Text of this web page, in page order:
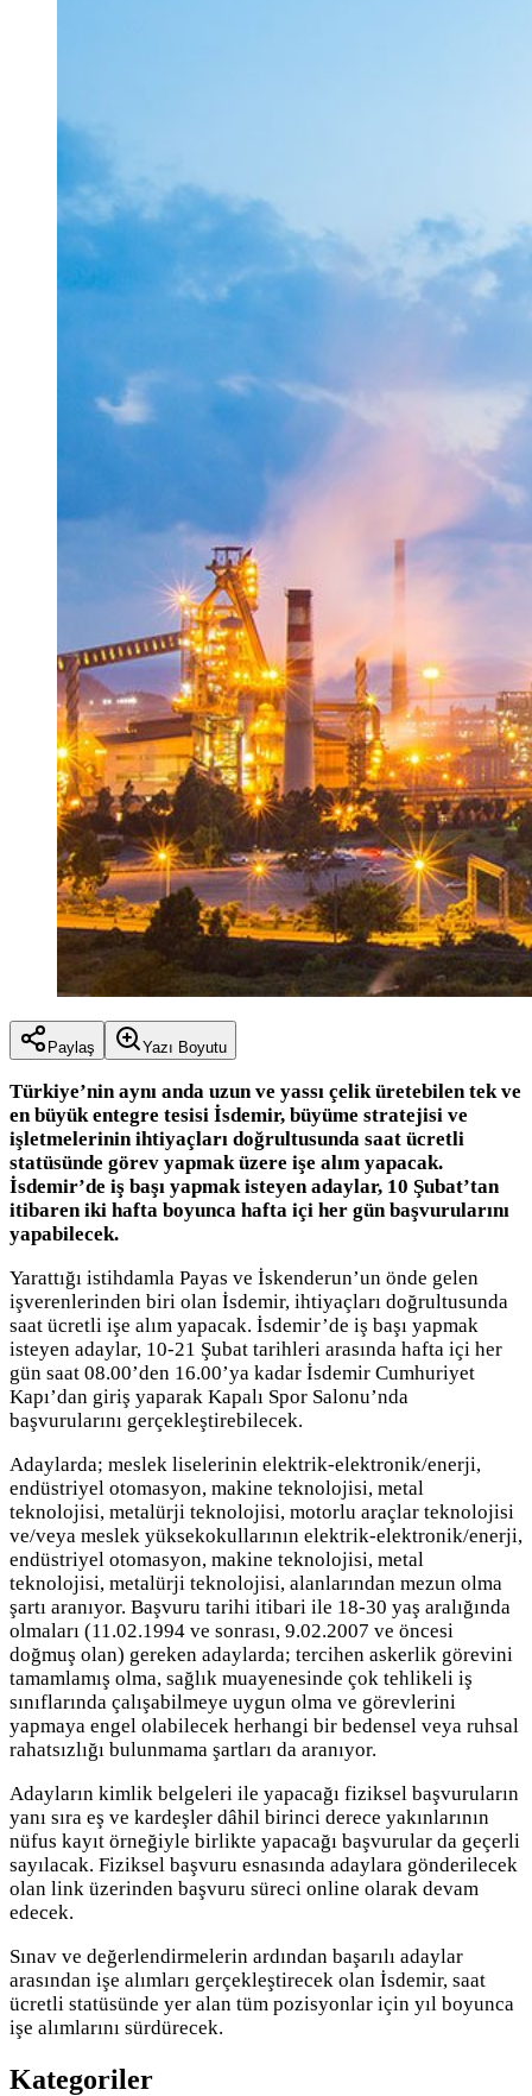
Paylaş Yazı Boyutu
Türkiye’nin aynı anda uzun ve yassı çelik üretebilen tek ve
en büyük entegre tesisi İsdemir, büyüme stratejisi ve
işletmelerinin ihtiyaçları doğrultusunda saat ücretli
statüsünde görev yapmak üzere işe alım yapacak.
İsdemir’de iş başı yapmak isteyen adaylar, 10 Şubat’tan
itibaren iki hafta boyunca hafta içi her gün başvurularını
yapabilecek.
Yarattığı istihdamla Payas ve İskenderun’un önde gelen
işverenlerinden biri olan İsdemir, ihtiyaçları doğrultusunda
saat ücretli işe alım yapacak. İsdemir’de iş başı yapmak
isteyen adaylar, 10-21 Şubat tarihleri arasında hafta içi her
gün saat 08.00’den 16.00’ya kadar İsdemir Cumhuriyet
Kapı’dan giriş yaparak Kapalı Spor Salonu’nda
başvurularını gerçekleştirebilecek.
Adaylarda; meslek liselerinin elektrik-elektronik/enerji,
endüstriyel otomasyon, makine teknolojisi, metal
teknolojisi, metalürji teknolojisi, motorlu araçlar teknolojisi
ve/veya meslek yüksekokullarının elektrik-elektronik/enerji,
endüstriyel otomasyon, makine teknolojisi, metal
teknolojisi, metalürji teknolojisi, alanlarından mezun olma
şartı aranıyor. Başvuru tarihi itibari ile 18-30 yaş aralığında
olmaları (11.02.1994 ve sonrası, 9.02.2007 ve öncesi
doğmuş olan) gereken adaylarda; tercihen askerlik görevini
tamamlamış olma, sağlık muayenesinde çok tehlikeli iş
sınıflarında çalışabilmeye uygun olma ve görevlerini
yapmaya engel olabilecek herhangi bir bedensel veya ruhsal
rahatsızlığı bulunmama şartları da aranıyor.
Adayların kimlik belgeleri ile yapacağı fiziksel başvuruların
yanı sıra eş ve kardeşler dâhil birinci derece yakınlarının
nüfus kayıt örneğiyle birlikte yapacağı başvurular da geçerli
sayılacak. Fiziksel başvuru esnasında adaylara gönderilecek
olan link üzerinden başvuru süreci online olarak devam
edecek.
Sınav ve değerlendirmelerin ardından başarılı adaylar
arasından işe alımları gerçekleştirecek olan İsdemir, saat
ücretli statüsünde yer alan tüm pozisyonlar için yıl boyunca
işe alımlarını sürdürecek.
Kategoriler